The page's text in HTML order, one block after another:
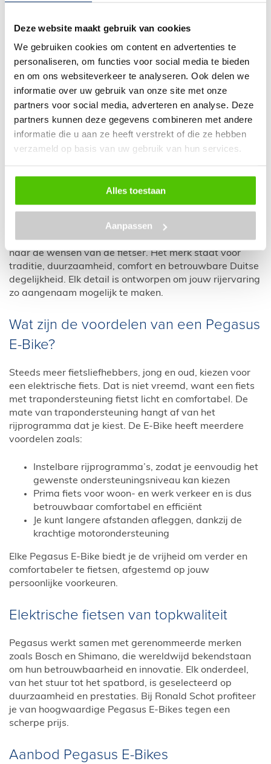
Deze website maakt gebruik van cookies
We gebruiken cookies om content en advertenties te
personaliseren, om functies voor social media te bieden
en om ons websiteverkeer te analyseren. Ook delen we
informatie over uw gebruik van onze site met onze
partners voor social media, adverteren en analyse. Deze
partners kunnen deze gegevens combineren met andere
informatie die u aan ze heeft verstrekt of die ze hebben
verzameld op basis van uw gebruik van hun services.
Alles toestaan
Aanpassen
Dan ben je bij
gegarandeerd fietsplezier, betrouwbaarheid en
kwaliteit. Pegasus ontwikkelt elektrische fietsen
volledig afgestemd op de gebruiker. Of u nu kiest voor
een model met lage instap, een lichtgewicht frame,
automatische versnellingen of een sportieve uitvoering:
er is altijd een passende Pegasus E-Bike. Bekijk
hierboven ons uitgebreide kernassortiment.
comfort tegen een faire prijs
Al ruim 40 jaar levert Pegasus E-Bikes tegen een
eerlijke prijs, zonder concessies aan kwaliteit. De kracht
van Pegasus zit in voortdurende innovatie en luisteren
naar de wensen van de fietser. Het merk staat voor
traditie, duurzaamheid, comfort en betrouwbare Duitse
degelijkheid. Elk detail is ontworpen om jouw rijervaring
zo aangenaam mogelijk te maken.
Wat zijn de voordelen van een Pegasus
E-Bike?
Steeds meer fietsliefhebbers, jong en oud, kiezen voor
een elektrische fiets. Dat is niet vreemd, want een fiets
met trapondersteuning fietst licht en comfortabel. De
mate van trapondersteuning hangt af van het
rijprogramma dat je kiest. De E-Bike heeft meerdere
voordelen zoals:
Instelbare rijprogramma’s, zodat je eenvoudig het
gewenste ondersteuningsniveau kan kiezen
Prima fiets voor woon- en werk verkeer en is dus
betrouwbaar comfortabel en efficiënt
Je kunt langere afstanden afleggen, dankzij de
krachtige motorondersteuning
Elke Pegasus E-Bike biedt je de vrijheid om verder en
comfortabeler te fietsen, afgestemd op jouw
persoonlijke voorkeuren.
Elektrische fietsen van topkwaliteit
Pegasus werkt samen met gerenommeerde merken
zoals Bosch en Shimano, die wereldwijd bekendstaan
om hun betrouwbaarheid en innovatie. Elk onderdeel,
van het stuur tot het spatbord, is geselecteerd op
duurzaamheid en prestaties. Bij Ronald Schot profiteer
je van hoogwaardige Pegasus E-Bikes tegen een
scherpe prijs.
Aanbod Pegasus E-Bikes